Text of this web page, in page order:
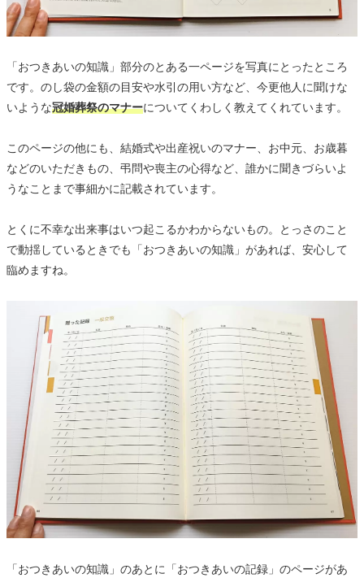
「おつきあいの知識」部分のとある一ページを写真にとったところ
です。のし袋の金額の目安や水引の用い方など、今更他人に聞けな
いような冠婚葬祭のマナーについてくわしく教えてくれています。
このページの他にも、結婚式や出産祝いのマナー、お中元、お歳暮
などのいただきもの、弔問や喪主の心得など、誰かに聞きづらいよ
うなことまで事細かに記載されています。
とくに不幸な出来事はいつ起こるかわからないもの。とっさのこと
で動揺しているときでも「おつきあいの知識」があれば、安心して
臨めますね。
「おつきあいの知識」のあとに「おつきあいの記録」のページがあ